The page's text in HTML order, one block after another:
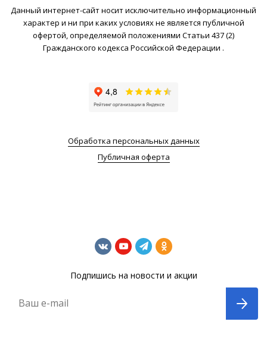
Данный интернет-сайт носит исключительно информационный
характер и ни при каких условиях не является публичной
офертой, определяемой положениями Статьи 437 (2)
Гражданского кодекса Российской Федерации .
Обработка персональных данных
Публичная оферта
Подпишись на новости и акции
Ваш e-mail